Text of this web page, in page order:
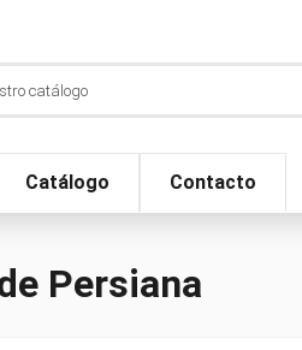
Catálogo Contacto
Persiana